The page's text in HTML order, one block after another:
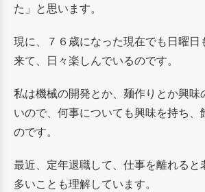
た」と思います。
現に、７６歳になった現在でも日曜日
来て、日々楽しんでいるのです。
私は機械の開発とか、麺作りとか興味
いので、何事についても興味を持ち、
のです。
最近、定年退職して、仕事を離れると
多いことも理解しています。